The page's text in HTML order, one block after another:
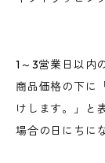
1～3営業日以内
商品価格の下に
けします。」と
場合の日にちに